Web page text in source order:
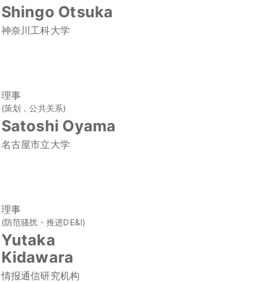
Shingo Otsuka
神奈川工科大学
理事
(策划，公共关系)
Satoshi Oyama
名古屋市立大学
理事
(防范骚扰・推进DE&I)
Yutaka
Kidawara
情报通信研究机构